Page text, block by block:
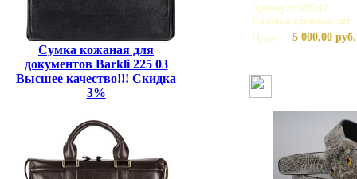
Сумка кожаная для
документов Barkli 225 03
Высшее качество!!! Скидка
3%
Артикул: ND247
Базовая единица: шт
Цена:
5 000,00 руб.